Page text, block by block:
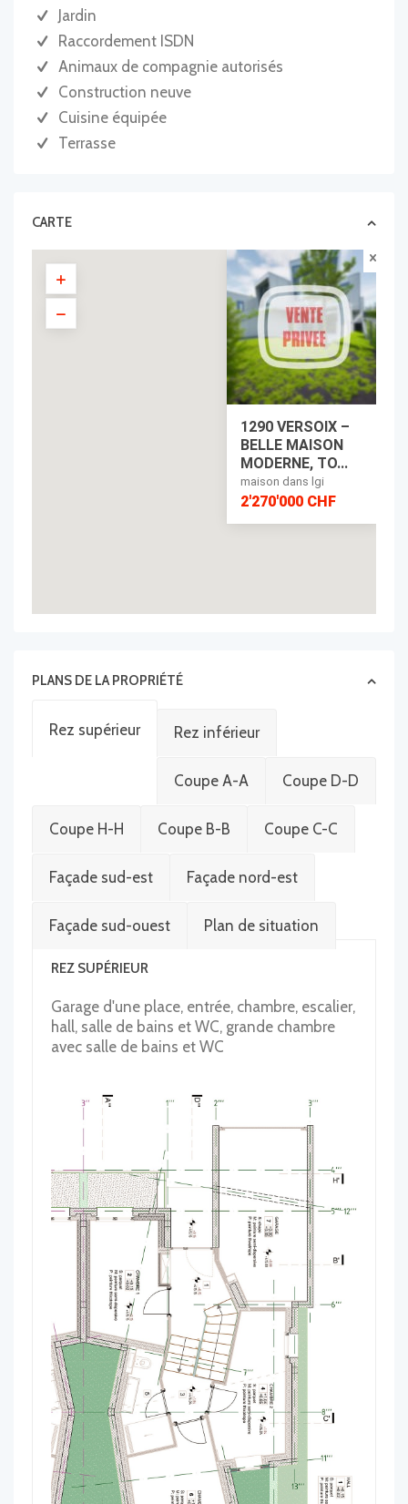
Jardin
Raccordement ISDN
Animaux de compagnie autorisés
Construction neuve
Cuisine équipée
Terrasse
CARTE
1290 VERSOIX –
BELLE MAISON
MODERNE, TO...
maison dans lgi
2'270'000 CHF
PLANS DE LA PROPRIÉTÉ
Rez supérieur Rez inférieur
Coupe A-A Coupe D-D
Coupe H-H Coupe B-B Coupe C-C
Façade sud-est Façade nord-est
Façade sud-ouest Plan de situation
REZ SUPÉRIEUR
Garage d'une place, entrée, chambre, escalier,
hall, salle de bains et WC, grande chambre
avec salle de bains et WC